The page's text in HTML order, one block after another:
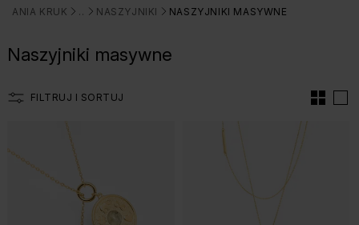
FILTRÓW
MENU
ANIA KRUK
>
BIŻUTERIA
>
NASZYJNIKI
>
NASZYJNIKI MASYWNE
Naszyjniki masywne
FILTRUJ I SORTUJ
Lista produtów